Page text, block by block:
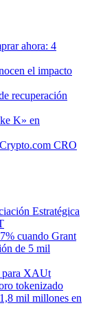
ahora: 4
el impacto
recuperación
K» en
CRO
Estratégica
cuando Grant
de 5 mil
para XAUt
tokenizado
mil millones en